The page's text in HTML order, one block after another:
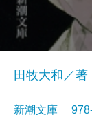
田牧大和／著
新潮文庫